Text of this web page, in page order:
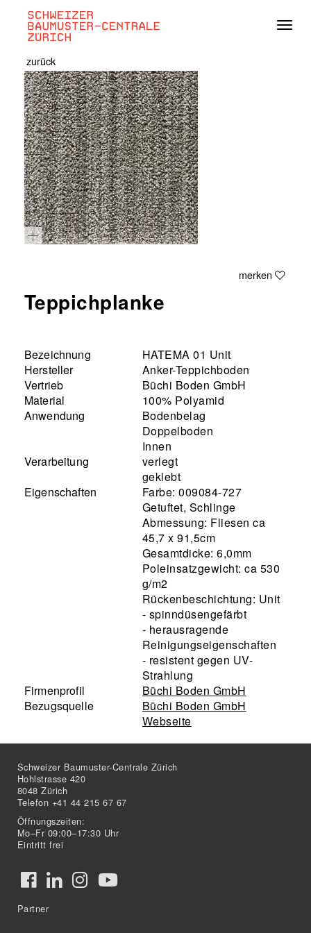
zurück
merken
Teppichplanke
Bezeichnung
HATEMA 01 Unit
Hersteller
Anker-Teppichboden
Vertrieb
Büchi Boden GmbH
Material
100% Polyamid
Anwendung
Bodenbelag
Doppelboden
Innen
Verarbeitung
verlegt
geklebt
Eigenschaften
Farbe: 009084-727
Getuftet, Schlinge
Abmessung: Fliesen ca
45,7 x 91,5cm
Gesamtdicke: 6,0mm
Poleinsatzgewicht: ca 530
g/m2
Rückenbeschichtung: Unit
- spinndüsengefärbt
- herausragende
Reinigungseigenschaften
- resistent gegen UV-
Strahlung
Firmenprofil
Büchi Boden GmbH
Bezugsquelle
Büchi Boden GmbH
Webseite
Schweizer Baumuster-Centrale Zürich
Hohlstrasse 420
8048 Zürich
Telefon +41 44 215 67 67
Öffnungszeiten:
Mo–Fr 09:00–17:30 Uhr
Eintritt frei
Partner